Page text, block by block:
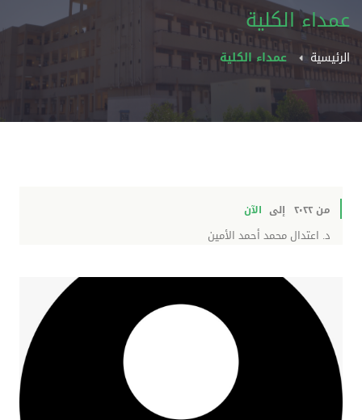
عمداء الكلية
الرئيسية عمداء الكلية
من ٢٠٢٢ إلى الآن
د. اعتدال محمد أحمد الأمين